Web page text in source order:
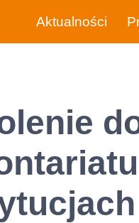
Aktualności